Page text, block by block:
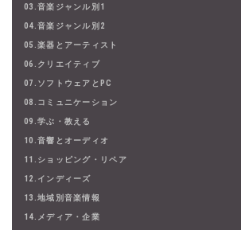
03.音楽ジャンル別1
04.音楽ジャンル別2
05.楽器とアーティスト
06.クリエイティブ
07.ソフトウェアとPC
08.コミュニケーション
09.学ぶ・教える
10.音響とオーディオ
11.ショッピング・リペア
12.インディーズ
13.地域別音楽情報
14.メディア・企業